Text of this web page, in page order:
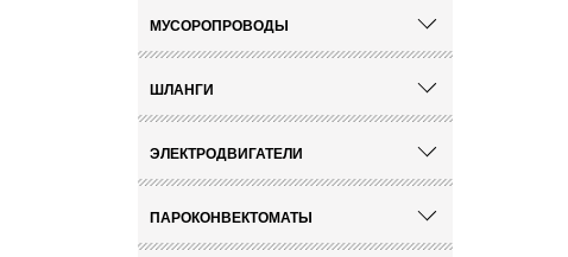
МУСОРОПРОВОДЫ
ШЛАНГИ
ЭЛЕКТРОДВИГАТЕЛИ
ПАРОКОНВЕКТОМАТЫ